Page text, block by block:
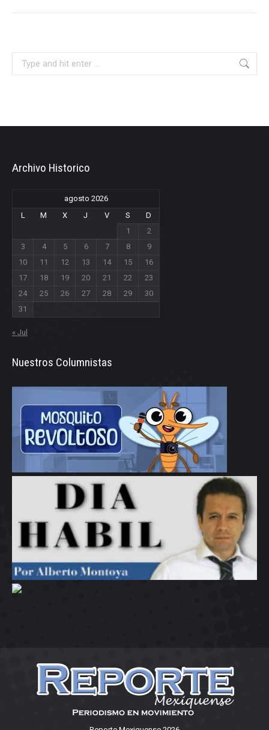
Archivo Historico
agosto 2026
L
M X J V S
D
1
2
3
4 5 6 7 8
9
10
11 12 13 14 15
16
17
18 19 20 21 22
23
24
25 26 27 28 29
30
31
« Jul
Nuestros Columnistas